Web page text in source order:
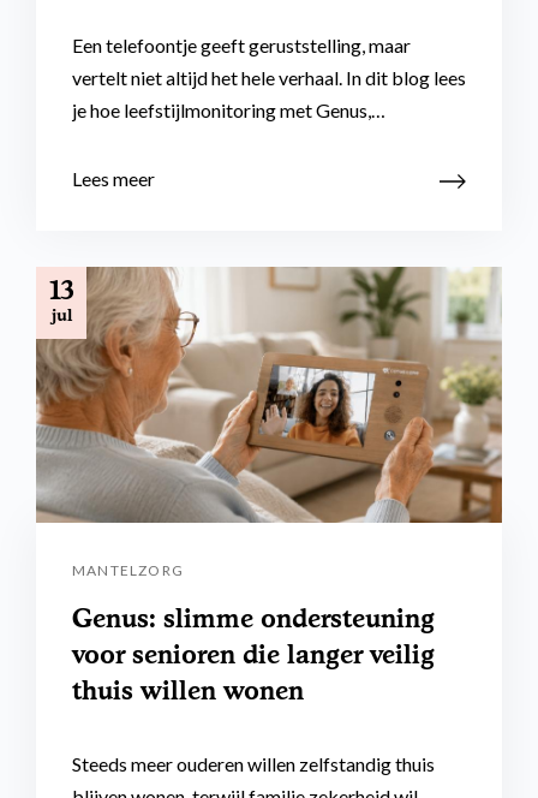
Een telefoontje geeft geruststelling, maar
vertelt niet altijd het hele verhaal. In dit blog lees
je hoe leefstijlmonitoring met Genus,…
Lees meer
13
jul
MANTELZORG
Genus: slimme ondersteuning
voor senioren die langer veilig
thuis willen wonen
Steeds meer ouderen willen zelfstandig thuis